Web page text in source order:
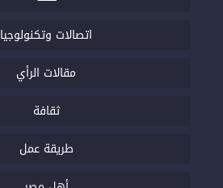
اتصالات وتكنولوجيا
مقالات الرأي
ثقافة
طريقة عمل